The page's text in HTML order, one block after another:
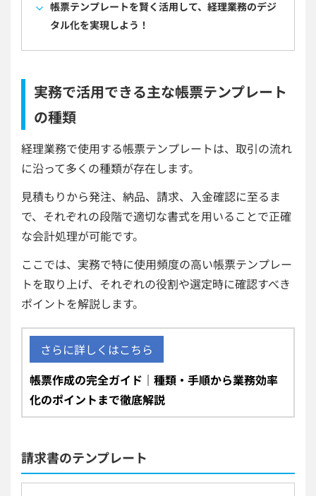
帳票テンプレートを賢く活用して、経理業務のデジ
タル化を実現しよう！
実務で活用できる主な帳票テンプレート
の種類
経理業務で使用する帳票テンプレートは、取引の流れ
に沿って多くの種類が存在します。
見積もりから発注、納品、請求、入金確認に至るま
で、それぞれの段階で適切な書式を用いることで正確
な会計処理が可能です。
ここでは、実務で特に使用頻度の高い帳票テンプレー
トを取り上げ、それぞれの役割や選定時に確認すべき
ポイントを解説します。
さらに詳しくはこちら
帳票作成の完全ガイド｜種類・手順から業務効率
化のポイントまで徹底解説
請求書のテンプレート